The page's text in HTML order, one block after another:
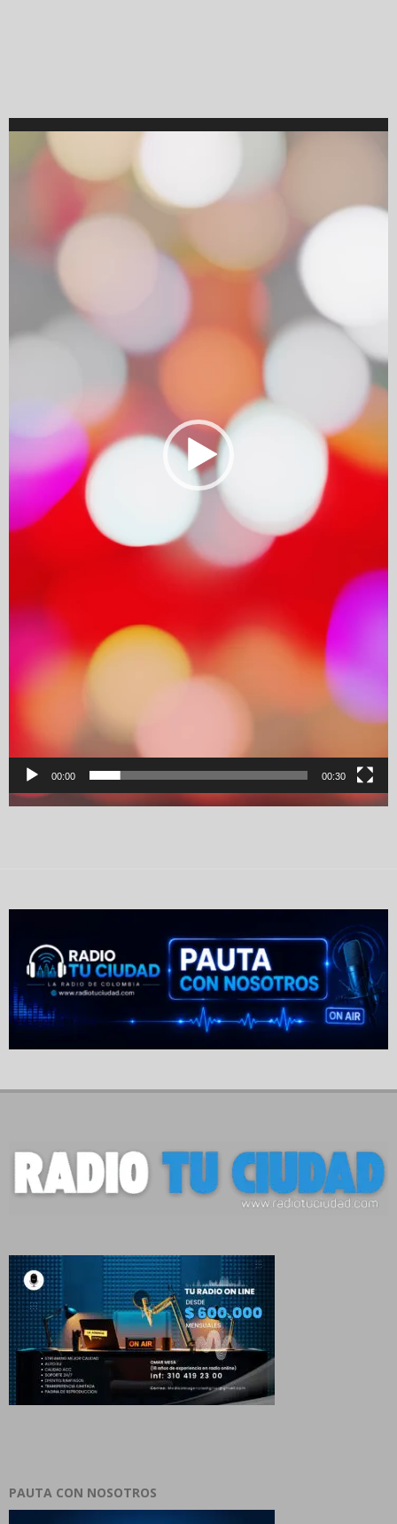
Video
Player
00:00 00:30
PAUTA CON NOSOTROS